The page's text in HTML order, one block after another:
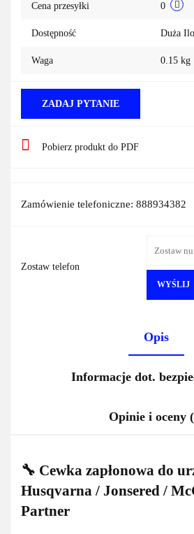
Cena przesyłki 0
Dostępność Duża
Waga 0.15 kg
ZADAJ PYTANIE
Pobierz produkt do PDF
Zamówienie telefoniczne: 888934382
Zostaw telefon
WYŚLIJ
Opis
Informacje dot.
Opinie i oceny
🔧 Cewka zapłonowa do
Husqvarna / Jonsered /
Partner